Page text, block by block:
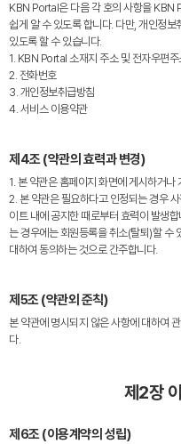
KBN Portal은 다음 각 호의 사항을
쉽게 알 수 있도록 합니다. 다만, 개인정
있도록 할 수 있습니다.
1. KBN Portal 소재지 주소 및 전자우편주
2. 전화번호
3. 개인정보취급방침
4. 서비스 이용약관
제4조 (약관의 효력과 변경)
1. 본 약관은 홈페이지 화면에 게시하거
2. 본 약관은 필요하다고 인정되는 경우
이트 내에 공지한 때로부터 효력이 발생
는 경우에는 회원등록을 취소(탈퇴)할 수
대하여 동의하는 것으로 간주합니다.
제5조 (약관외 준칙)
본 약관에 명시되지 않은 사항에 대하여
다.
제2장
제6조 (이용계약의 성립)